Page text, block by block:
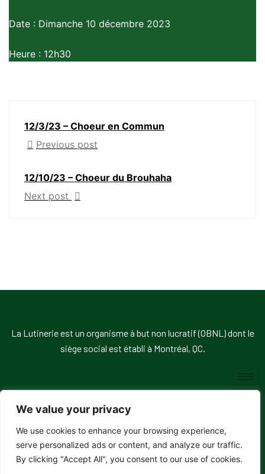
We value your privacy
We use cookies to enhance your browsing experience,
serve personalized ads or content, and analyze our traffic.
By clicking "Accept All", you consent to our use of cookies.
Date : Dimanche 10 décembre 2023
Heure : 12h30
12/3/23 – Choeur en Commun
Previous post
12/10/23 – Choeur du Brouhaha
Next post
La Lutinerie est un organisme à but non lucratif (OBNL) dont le
siège social est établi à Montréal, QC.
© 2026, La Lutinerie. Tous droits réservés.